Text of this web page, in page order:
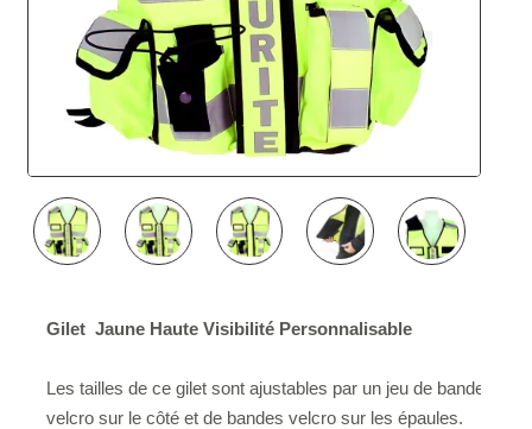
Gilet Jaune Haute Visibilité Personnalisable
Les tailles de ce gilet sont ajustables par un jeu de bandes
velcro sur le côté et de bandes velcro sur les épaules.